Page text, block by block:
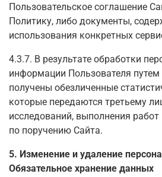
Пользовательское соглашение
Политику, либо документы,
использования конкретных
4.3.7. В результате обработки
информации Пользователя путем
получены обезличенные
которые передаются третьему
исследований, выполнения работ
по поручению Сайта.
5. Изменение и удаление
Обязательное хранение данных